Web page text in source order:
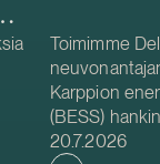
Toimimme
Karppion
(BESS)
Energyltä.
Julkaistu
20.7.2026